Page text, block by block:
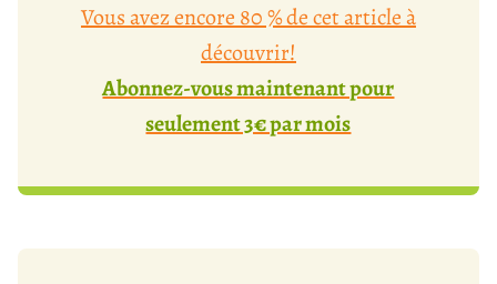
Vous avez encore 80 % de cet article à
découvrir!
Abonnez-vous maintenant pour
seulement 3€ par mois